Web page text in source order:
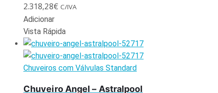
2.318,28€ C/IVA
Adicionar
Vista Rápida
Chuveiros com Válvulas Standard
Chuveiro Angel – Astralpool